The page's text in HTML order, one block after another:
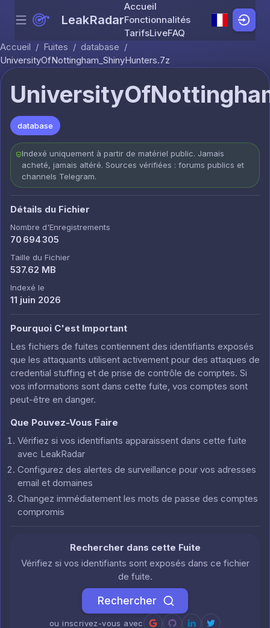
Skip to content
Menu LeakRadar
Accueil
Fonctionnalités
TarifsLiveFAQ
Accueil / Fuites / database /
UniversityOfNottingham_ShinyHunters.7z
database
Indexé uniquement à partir de matériel public. Jamais
acheté, jamais altéré. Sources vérifiées : forums publics et
channels Telegram.
Détails du Fichier
Nombre d'Enregistrements
70 694 305
Taille du Fichier
537.62 MB
Indexé le
11 juin 2026
Pourquoi C'est Important
Les fichiers de fuites contiennent des identifiants exposés
que les attaquants utilisent activement pour des attaques de
credential stuffing et de prise de contrôle de comptes. Si
vos informations sont dans cette fuite, vos comptes sont
peut-être en danger.
Que Pouvez-Vous Faire
Vérifiez si vos identifiants apparaissent dans cette fuite
avec LeakRadar
Configurez des alertes de surveillance pour vos adresses
email et domaines
Changez immédiatement les mots de passe des comptes
compromis
Rechercher dans cette Fuite
Vérifiez si vos identifiants sont exposés dans ce fichier
de fuite.
Rechercher
ou inscrivez-vous avec